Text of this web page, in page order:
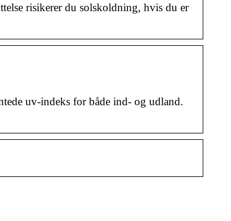
risikerer du solskoldning, hvis du er
uv-indeks for både ind- og udland.